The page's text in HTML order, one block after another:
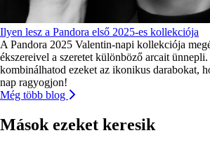
Ilyen lesz a Pandora első 2025-es kollekciója
A Pandora 2025 Valentin-napi kollekciója
ékszereivel a szeretet különböző arcait
kombinálhatod ezeket az ikonikus darabokat,
nap ragyogjon!
Még több blog
Mások ezeket keresik